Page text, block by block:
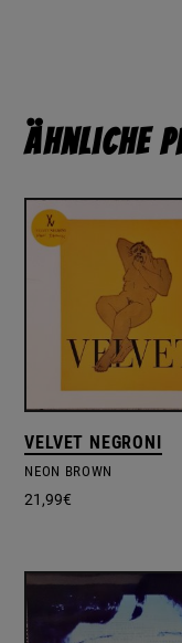
Ähnliche
VELVET NEGRONI
NEON BROWN
21,99€